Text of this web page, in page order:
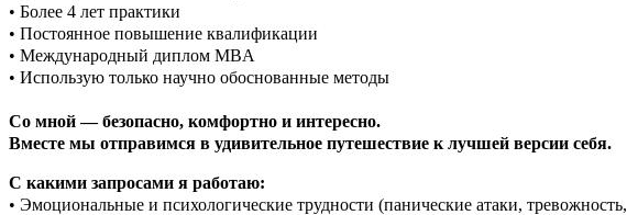
• Более 4 лет практики
• Постоянное повышение квалификации
• Международный диплом MBA
• Использую только научно обоснованные методы
Со мной — безопасно, комфортно и интересно.
Вместе мы отправимся в удивительное путешествие к лучшей версии себя.
С какими запросами я работаю:
• Эмоциональные и психологические трудности (панические атаки, тревожность,